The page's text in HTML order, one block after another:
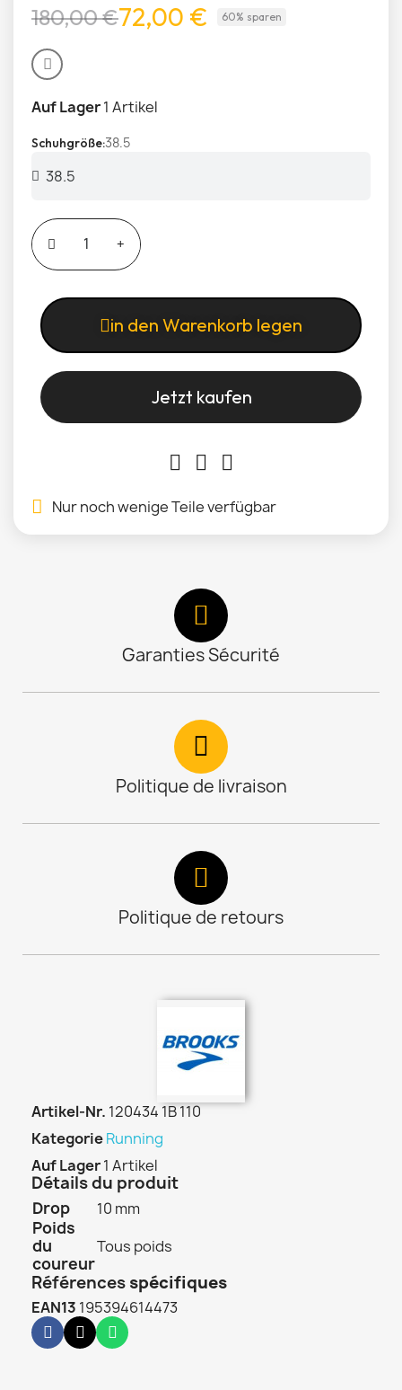
180,00 €72,00 € 60% sparen
Auf Lager1 Artikel
Schuhgröße 38.5
in den Warenkorb legen
Jetzt kaufen
Nur noch wenige Teile verfügbar
Garanties Sécurité
Politique de livraison
Politique de retours
Artikel-Nr. 120434 1B 110
KategorieRunning
Auf Lager1 Artikel
Détails du produit
Drop 10 mm
Poids
du
coureur
Tous poids
Références spécifiques
EAN13 195394614473